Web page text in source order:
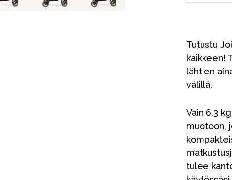
Tutustu
kaikkeen!
lähtien
välillä.
Vain 6,3
muotoon,
tulee